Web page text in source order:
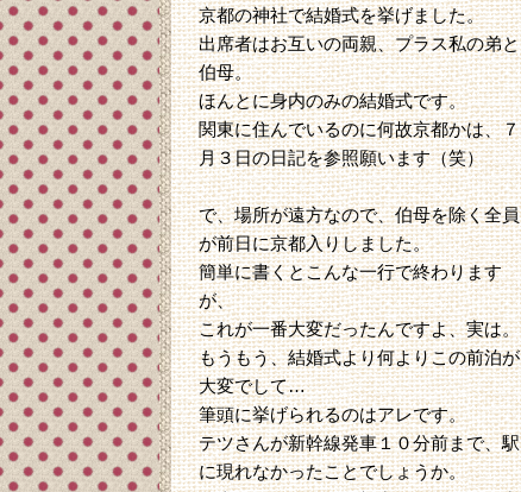
京都の神社で結婚式を挙げました。
出席者はお互いの両親、プラス私の弟と
伯母。
ほんとに身内のみの結婚式です。
関東に住んでいるのに何故京都かは、７
月３日の日記を参照願います（笑）
で、場所が遠方なので、伯母を除く全員
が前日に京都入りしました。
簡単に書くとこんな一行で終わります
が、
これが一番大変だったんですよ、実は。
もうもう、結婚式より何よりこの前泊が
大変でして…
筆頭に挙げられるのはアレです。
テツさんが新幹線発車１０分前まで、駅
に現れなかったことでしょうか。